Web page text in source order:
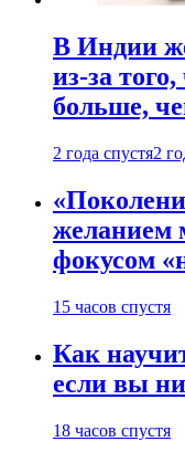
В Индии
из-за
больше,
2 года спустя2
желанием
фокусом
15 часов спустя
Как
если вы
18 часов спустя